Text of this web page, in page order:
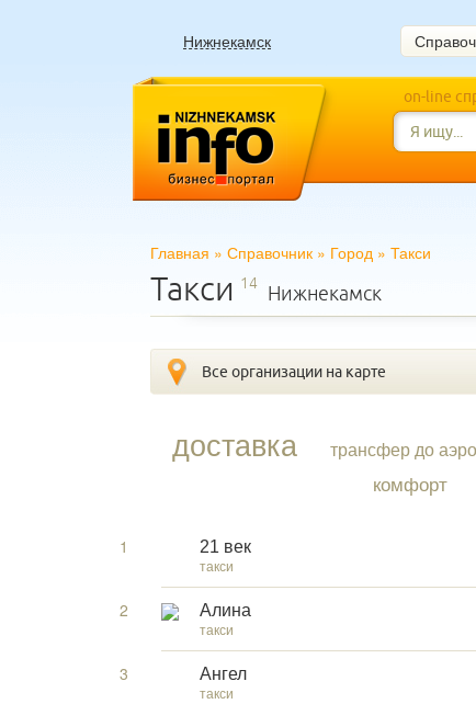
Нижнекамск
on-line
Главная » Справочник » Город » Такси
Такси 14 Нижнекамск
Все организации на карте
доставка трансфер до
комфорт
1
21 век
такси
2
Алина
такси
3
Ангел
такси